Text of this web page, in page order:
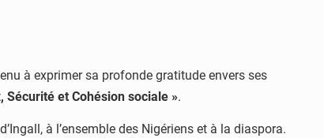
à exprimer sa profonde gratitude envers ses
Sécurité et Cohésion sociale ».
à l’ensemble des Nigériens et à la diaspora.